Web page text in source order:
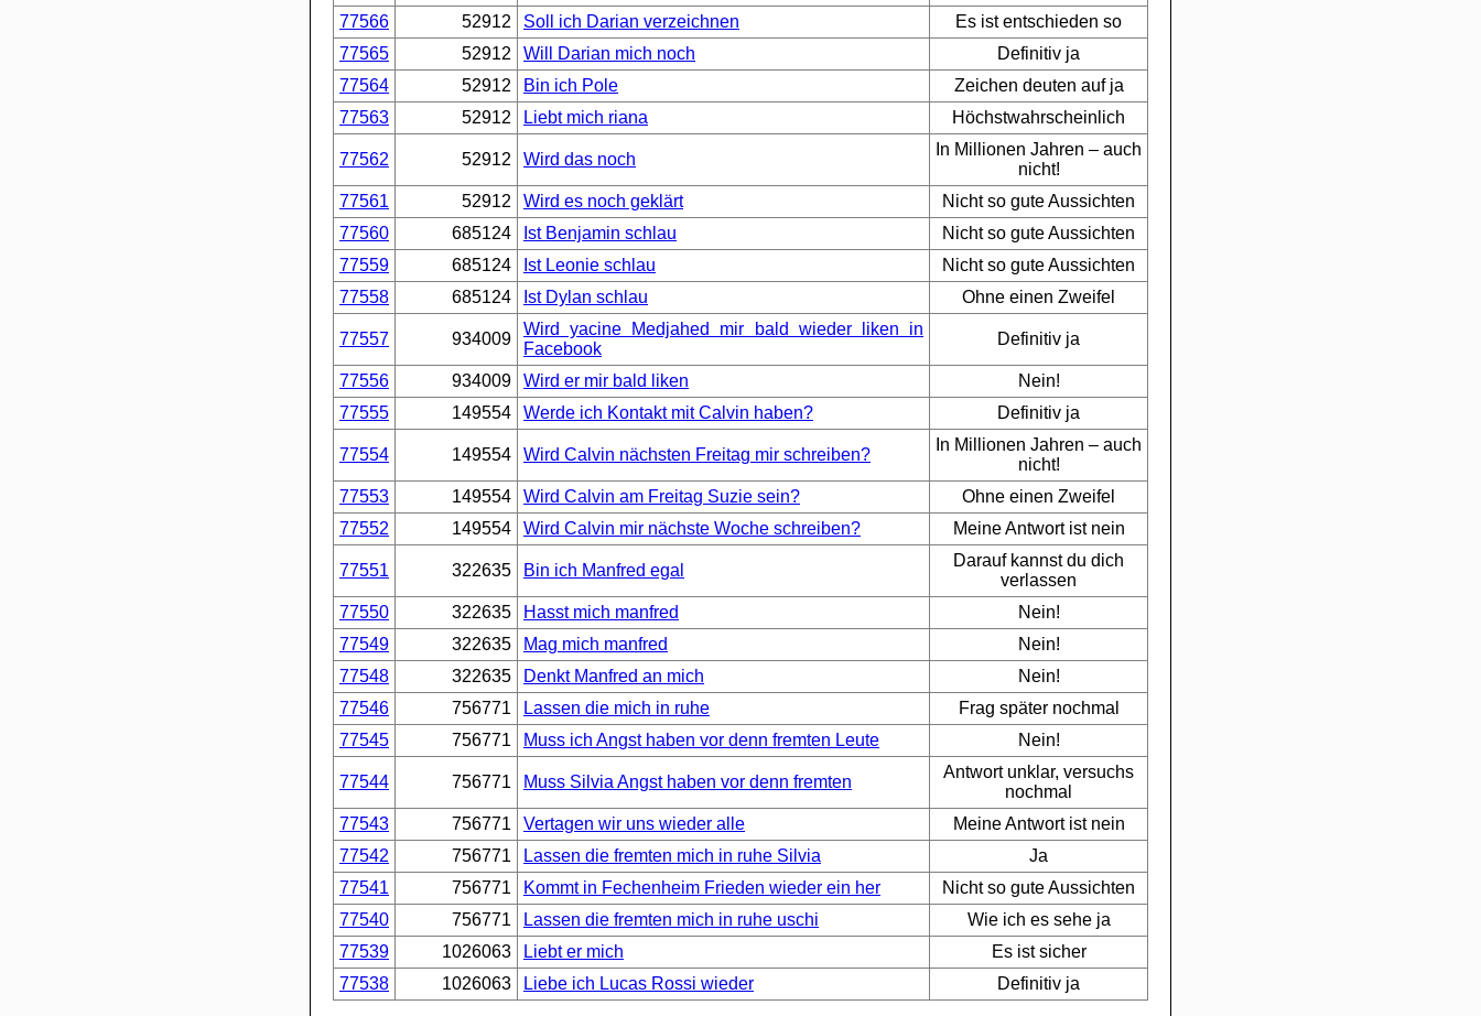
77566
52912 Soll ich Darian verzeichnen
Es ist entschieden so
77565
52912 Will Darian mich noch
Definitiv ja
77564
52912 Bin ich Pole
Zeichen deuten auf ja
77563
52912 Liebt mich riana Höchstwahrscheinlich
77562 52912 Wird das noch
In Millionen Jahren – auch
nicht!
77561
52912 Wird es noch geklärt
Nicht so gute Aussichten
77560
685124 Ist Benjamin schlau
Nicht so gute Aussichten
77559
685124 Ist Leonie schlau
Nicht so gute Aussichten
77558
685124 Ist Dylan schlau Ohne einen Zweifel
77557 934009
Wird yacine Medjahed mir bald wieder liken in
Facebook
Definitiv ja
77556 934009 Wird er mir bald liken
Nein!
77555
149554 Werde ich Kontakt mit Calvin haben? Definitiv ja
77554 149554 Wird Calvin nächsten Freitag mir schreiben?
In Millionen Jahren – auch
nicht!
77553
149554 Wird Calvin am Freitag Suzie sein?
Ohne einen Zweifel
77552
149554 Wird Calvin mir nächste Woche schreiben? Meine Antwort ist nein
77551 322635 Bin ich Manfred egal
Darauf kannst du dich
verlassen
77550
322635 Hasst mich manfred
Nein!
77549
322635 Mag mich manfred
Nein!
77548
322635 Denkt Manfred an mich
Nein!
77546
756771 Lassen die mich in ruhe
Frag später nochmal
77545
756771 Muss ich Angst haben vor denn fremten Leute Nein!
77544 756771 Muss Silvia Angst haben vor denn fremten
Antwort unklar, versuchs
nochmal
77543
756771 Vertagen wir uns wieder alle
Meine Antwort ist nein
77542
756771 Lassen die fremten mich in ruhe Silvia
Ja
77541
756771 Kommt in Fechenheim Frieden wieder ein her
Nicht so gute Aussichten
77540
756771 Lassen die fremten mich in ruhe uschi
Wie ich es sehe ja
77539
1026063 Liebt er mich
Es ist sicher
77538
1026063 Liebe ich Lucas Rossi wieder Definitiv ja